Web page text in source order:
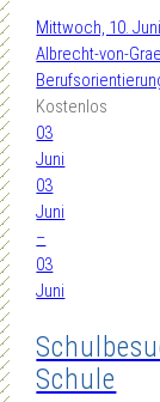
Mittwoch, 10.
Albrecht-von-
Kostenlos
03
Juni
03
Juni
–
03
Juni
Schule